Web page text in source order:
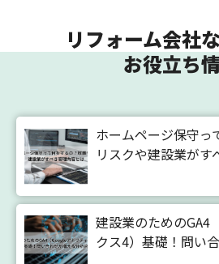
リフォーム会社
お役立ち
ホームページ保守っ
リスクや建設業がす
建設業のためのGA4
クス4）基礎！問い